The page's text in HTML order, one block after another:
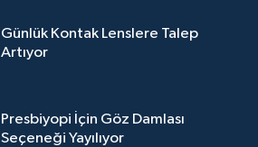
Günlük Kontak Lenslere Talep
Artıyor
Presbiyopi İçin Göz Damlası
Seçeneği Yayılıyor